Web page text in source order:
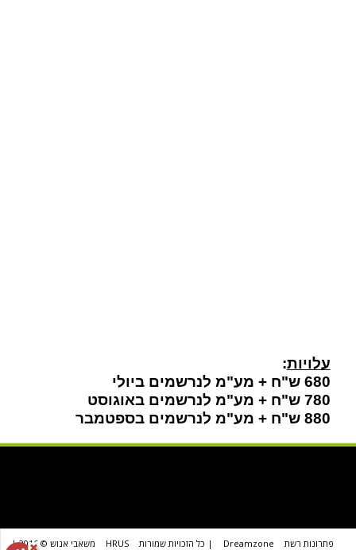
עלויות:
680 ש"ח + מע"מ לנרשמים ביולי
780 ש"ח + מע"מ לנרשמים באוגוסט
880 ש"ח + מע"מ לנרשמים בספטמבר
פתרונות רשת Dreamzone | כל הזכויות שמורות HRUS משאבי אנוש © 2016 |